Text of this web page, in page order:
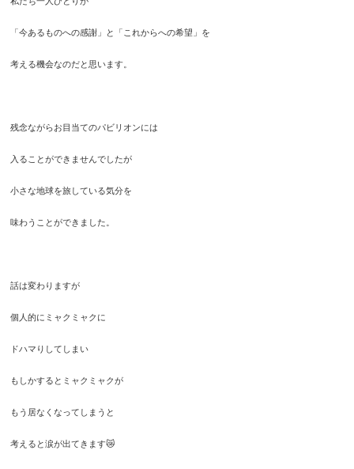
「今あるものへの感謝」と「これからへの希望」を
考える機会なのだと思います。
残念ながらお目当てのパビリオンには
入ることができませんでしたが
小さな地球を旅している気分を
味わうことができました。
話は変わりますが
個人的にミャクミャクに
ドハマりしてしまい
もしかするとミャクミャクが
もう居なくなってしまうと
考えると涙が出てきます😿